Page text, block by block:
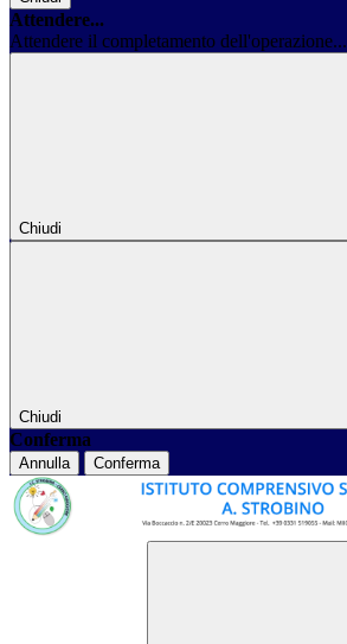
Attendere...
Attendere il completamento dell'operazione...
Chiudi
Chiudi
Conferma
Annulla Conferma